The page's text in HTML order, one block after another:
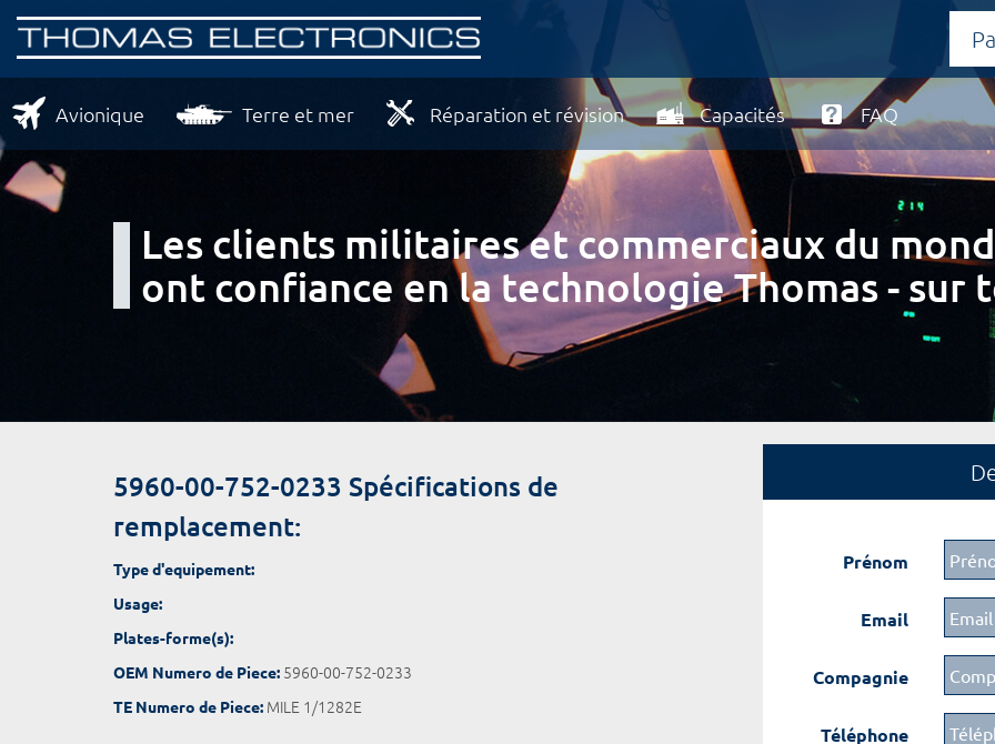
Avionique Terre et mer Réparation et révision Capacités FAQ
Les clients militaires et commerciaux du
ont confiance en la technologie Thomas - sur
5960-00-752-0233 Spécifications de
remplacement:
Type d'equipement:
Usage:
Plates-forme(s):
OEM Numero de Piece: 5960-00-752-0233
TE Numero de Piece: MILE 1/1282E
Prénom
Email
Compagnie
Téléphone